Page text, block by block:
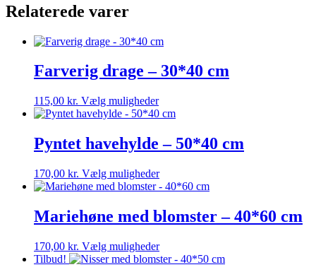
Relaterede varer
Farverig drage – 30*40 cm
115,00 kr. Vælg mulighederDette
vare
flere
varianter.
kan
vælges
varesiden
Pyntet havehylde – 50*40 cm
170,00 kr. Vælg mulighederDette
vare
flere
varianter.
kan
vælges
Mariehøne med blomster – 40*60 cm
170,00 kr. Vælg mulighederDette
vare
Tilbud!